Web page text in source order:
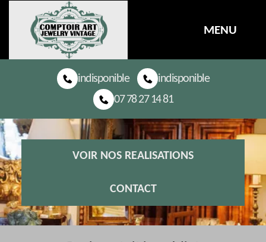
MENU
indisponible
indisponible
07 78 27 14 81
VOIR NOS REALISATIONS
CONTACT